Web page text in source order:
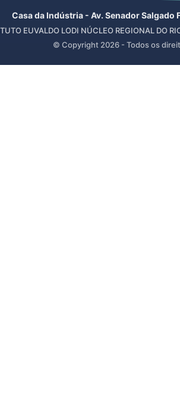
Casa da Indústria - Av. Senador
EUVALDO LODI NÚCLEO REGIONAL DO
© Copyright 2026 - Todos os